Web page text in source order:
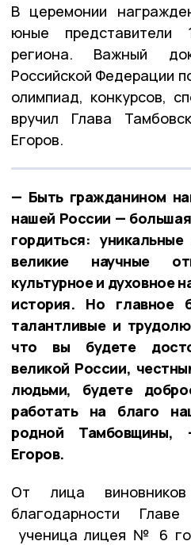
В церемонии
юные представители
региона. Важный
Российской Федерации
олимпиад, конкурсов,
вручил Глава
Егоров.
— Быть гражданином
нашей России —
гордиться:
великие научные
культурное и духовное
история. Но главное
талантливые и
что вы будете
великой России,
людьми, будете
работать на благо
родной
Егоров.
От лица
благодарности
ученица лицея № 6